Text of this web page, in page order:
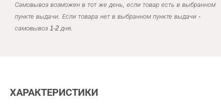
Самовывоз возможен в тот же день, если товар есть в выбранном
пункте выдачи. Если товара нет в выбранном пункте выдачи -
самовывоз 1-2 дня.
ХАРАКТЕРИСТИКИ